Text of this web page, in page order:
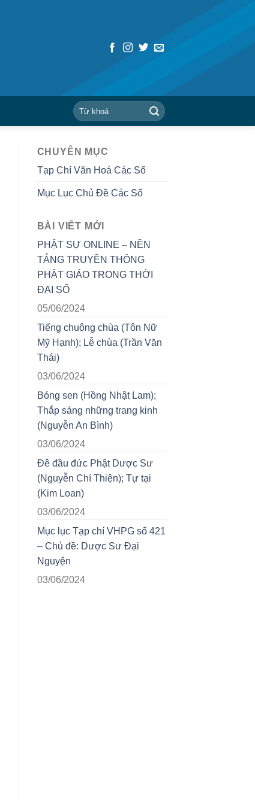
CHUYÊN MỤC
Tạp Chí Văn Hoá Các Số
Mục Lục Chủ Đề Các Số
BÀI VIẾT MỚI
PHẬT SỰ ONLINE – NỀN
TẢNG TRUYỀN THÔNG
PHẬT GIÁO TRONG THỜI
ĐẠI SỐ
05/06/2024
Tiếng chuông chùa (Tôn Nữ
Mỹ Hạnh); Lễ chùa (Trần Văn
Thái)
03/06/2024
Bóng sen (Hồng Nhật Lam);
Thắp sáng những trang kinh
(Nguyễn An Bình)
03/06/2024
Đê đầu đức Phật Dược Sư
(Nguyễn Chí Thiện); Tự tại
(Kim Loan)
03/06/2024
Mục lục Tạp chí VHPG số 421
– Chủ đề: Dược Sư Đại
Nguyện
03/06/2024